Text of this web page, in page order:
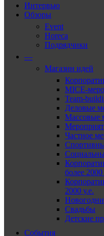
Интервью
Обзоры
Event
Horeca
Подрядчики
—
Магазин идей
MICE-
Team-
Деловые
Массовые
Частное
более 2000
2000 у.е.
Свадьбы
Детские
События